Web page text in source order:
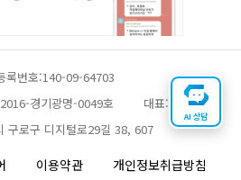
록번호:140-09-64703
경기광명-0049호
대표:채찬
구로구 디지털로29길 38, 607
이용약관 개인정보취급방침
AI 상담